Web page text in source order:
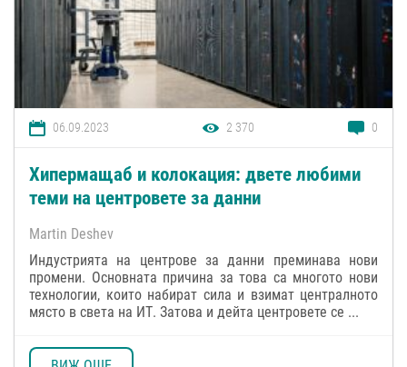
06.09.2023 2 370 0
Хипермащаб и колокация: двете любими
теми на центровете за данни
Martin Deshev
Индустрията на центрове за данни преминава нови
промени. Основната причина за това са многото нови
технологии, които набират сила и взимат централното
място в света на ИТ. Затова и дейта центровете се ...